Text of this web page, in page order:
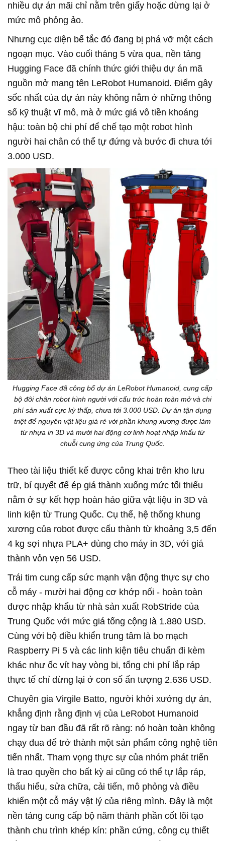
nhiều dự án mãi chỉ nằm trên giấy hoặc dừng lại ở
mức mô phỏng ảo.
Nhưng cục diện bế tắc đó đang bị phá vỡ một cách
ngoạn mục. Vào cuối tháng 5 vừa qua, nền tảng
Hugging Face đã chính thức giới thiệu dự án mã
nguồn mở mang tên LeRobot Humanoid. Điểm gây
sốc nhất của dự án này không nằm ở những thông
số kỹ thuật vĩ mô, mà ở mức giá vô tiền khoáng
hậu: toàn bộ chi phí để chế tạo một robot hình
người hai chân có thể tự đứng và bước đi chưa tới
3.000 USD.
Hugging Face đã công bố dự án LeRobot Humanoid, cung cấp
bộ đôi chân robot hình người với cấu trúc hoàn toàn mở và chi
phí sản xuất cực kỳ thấp, chưa tới 3.000 USD. Dự án tận dụng
triệt để nguyên vật liệu giá rẻ với phần khung xương được làm
từ nhựa in 3D và mười hai động cơ linh hoạt nhập khẩu từ
chuỗi cung ứng của Trung Quốc.
Theo tài liệu thiết kế được công khai trên kho lưu
trữ, bí quyết để ép giá thành xuống mức tối thiểu
nằm ở sự kết hợp hoàn hảo giữa vật liệu in 3D và
linh kiện từ Trung Quốc. Cụ thể, hệ thống khung
xương của robot được cấu thành từ khoảng 3,5 đến
4 kg sợi nhựa PLA+ dùng cho máy in 3D, với giá
thành vỏn vẹn 56 USD.
Trái tim cung cấp sức mạnh vận động thực sự cho
cỗ máy - mười hai động cơ khớp nối - hoàn toàn
được nhập khẩu từ nhà sản xuất RobStride của
Trung Quốc với mức giá tổng cộng là 1.880 USD.
Cùng với bộ điều khiển trung tâm là bo mạch
Raspberry Pi 5 và các linh kiện tiêu chuẩn đi kèm
khác như ốc vít hay vòng bi, tổng chi phí lắp ráp
thực tế chỉ dừng lại ở con số ấn tượng 2.636 USD.
Chuyên gia Virgile Batto, người khởi xướng dự án,
khẳng định rằng định vị của LeRobot Humanoid
ngay từ ban đầu đã rất rõ ràng: nó hoàn toàn không
chạy đua để trở thành một sản phẩm công nghệ tiên
tiến nhất. Tham vọng thực sự của nhóm phát triển
là trao quyền cho bất kỳ ai cũng có thể tự lắp ráp,
thấu hiểu, sửa chữa, cải tiến, mô phỏng và điều
khiển một cỗ máy vật lý của riêng mình. Đây là một
nền tảng cung cấp bộ năm thành phần cốt lõi tạo
thành chu trình khép kín: phần cứng, công cụ thiết